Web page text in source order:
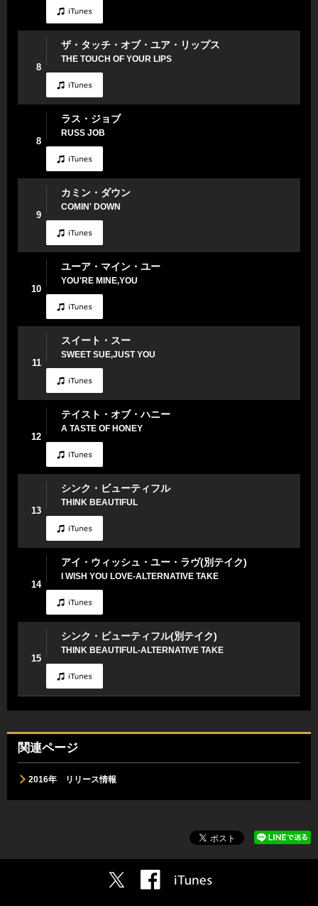
8
ザ・タッチ・オブ・ユア・リップス
THE TOUCH OF YOUR LIPS
8
ラス・ジョブ
RUSS JOB
9
カミン・ダウン
COMIN' DOWN
10
ユーア・マイン・ユー
YOU'RE MINE,YOU
11
スイート・スー
SWEET SUE,JUST YOU
12
テイスト・オブ・ハニー
A TASTE OF HONEY
13
シンク・ビューティフル
THINK BEAUTIFUL
14
アイ・ウィッシュ・ユー・ラヴ(別テイク)
I WISH YOU LOVE-ALTERNATIVE TAKE
15
シンク・ビューティフル(別テイク)
THINK BEAUTIFUL-ALTERNATIVE TAKE
関連ページ
2016年 リリース情報